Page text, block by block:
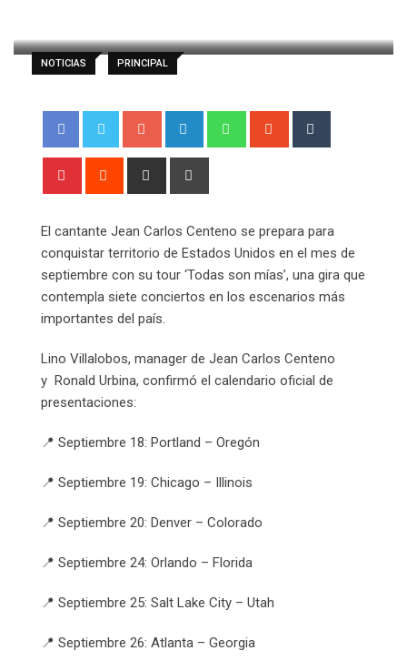
NOTICIAS PRINCIPAL
Google+ LinkedIn WhatsappStumbleUpon
Pinterest Reddit
Share
El cantante Jean Carlos Centeno se prepara para
conquistar territorio de Estados Unidos en el mes de
septiembre con su tour ‘Todas son mías’, una gira que
contempla siete conciertos en los escenarios más
importantes del país.
Lino Villalobos, manager de Jean Carlos Centeno
y Ronald Urbina, confirmó el calendario oficial de
presentaciones:
📍 Septiembre 18: Portland – Oregón
📍 Septiembre 19: Chicago – Illinois
📍 Septiembre 20: Denver – Colorado
📍 Septiembre 24: Orlando – Florida
📍 Septiembre 25: Salt Lake City – Utah
📍 Septiembre 26: Atlanta – Georgia